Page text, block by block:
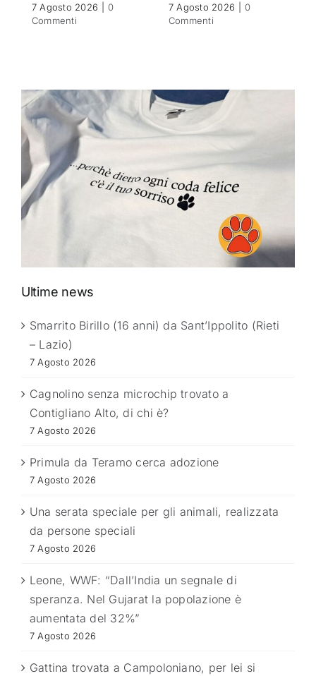
7 Agosto 2026
0
Commenti
7 Agosto 2026
0
Commenti
Ultime news
Smarrito Birillo (16 anni) da Sant’Ippolito (Rieti
– Lazio)
7 Agosto 2026
Cagnolino senza microchip trovato a
Contigliano Alto, di chi è?
7 Agosto 2026
Primula da Teramo cerca adozione
7 Agosto 2026
Una serata speciale per gli animali, realizzata
da persone speciali
7 Agosto 2026
Leone, WWF: “Dall’India un segnale di
speranza. Nel Gujarat la popolazione è
aumentata del 32%”
7 Agosto 2026
Gattina trovata a Campoloniano, per lei si